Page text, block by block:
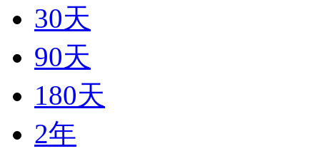
30天
90天
180天
2年